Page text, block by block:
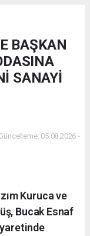
BAŞKAN
SANAYİ
05.08.2026 -
Kuruca ve
Bucak Esnaf